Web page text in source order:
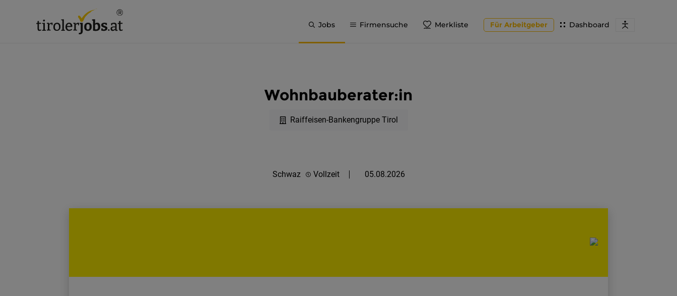
Jobs Firmensuche Merkliste Dashboard
Für Arbeitgeber
Wohnbauberater:in
Raiffeisen-Bankengruppe Tirol
Schwaz Vollzeit 05.08.2026